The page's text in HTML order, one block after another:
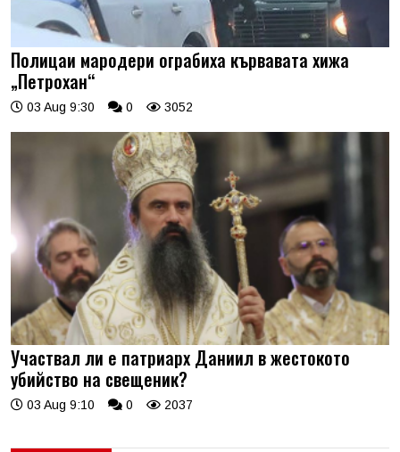
Полицаи мародери ограбиха кървавата хижа
„Петрохан“
03 Aug 9:30 0 3052
Участвал ли е патриарх Даниил в жестокото
убийство на свещеник?
03 Aug 9:10 0 2037